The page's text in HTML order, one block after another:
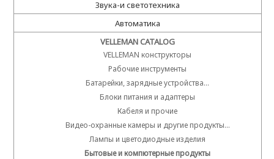
Звука-и светотехника
Автоматика
VELLEMAN CATALOG
VELLEMAN конструкторы
Рабочие инструменты
Батарейки, зарядные устройства...
Блоки питания и адаптеры
Кабеля и прочие
Видео-охранные камеры и другие продукты...
Лампы и цветодиодные изделия
Бытовые и компютерные продукты